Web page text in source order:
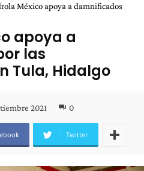
México apoya a damnificados
apoya a
las
Tula, Hidalgo
2021 0
Twitter